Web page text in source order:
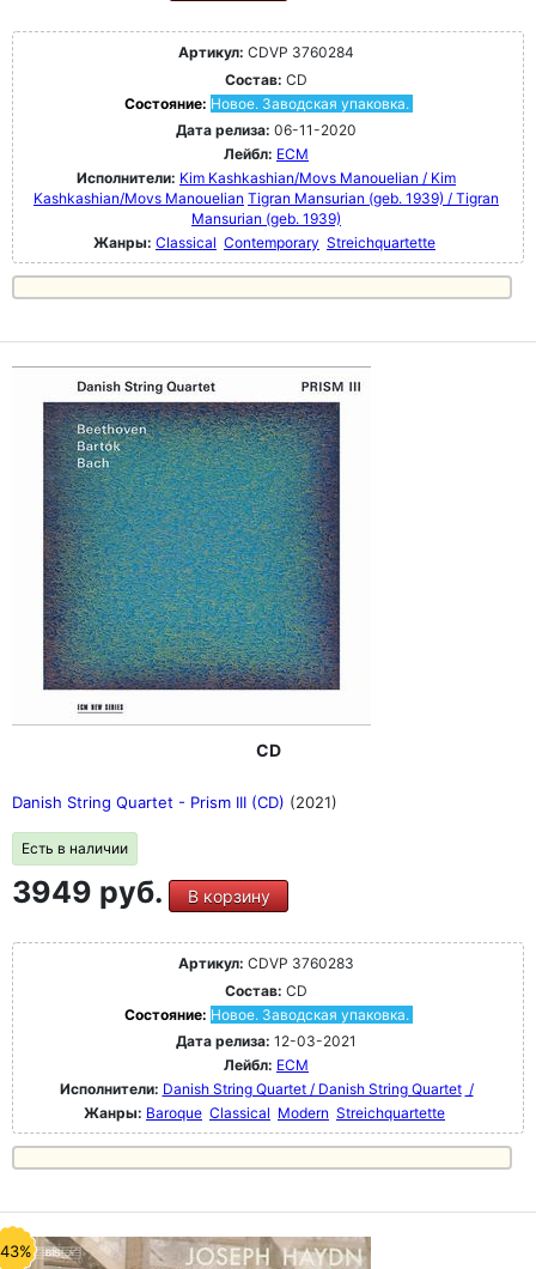
Артикул: CDVP 3760284
Состав: CD
Состояние: Новое. Заводская упаковка.
Дата релиза: 06-11-2020
Лейбл: ECM
Исполнители: Kim Kashkashian/Movs Manouelian / Kim
Kashkashian/Movs Manouelian Tigran Mansurian (geb. 1939) / Tigran
Mansurian (geb. 1939)
Жанры: Classical Contemporary Streichquartette
CD
Danish String Quartet - Prism III (CD) (2021)
Есть в наличии
3949 руб. В корзину
Артикул: CDVP 3760283
Состав: CD
Состояние: Новое. Заводская упаковка.
Дата релиза: 12-03-2021
Лейбл: ECM
Исполнители: Danish String Quartet / Danish String Quartet /
Жанры: Baroque Classical Modern Streichquartette